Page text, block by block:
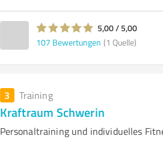
5,00 / 5,00
107 Bewertungen (1 Quelle)
3 Training
Kraftraum Schwerin
Personaltraining und individuelles